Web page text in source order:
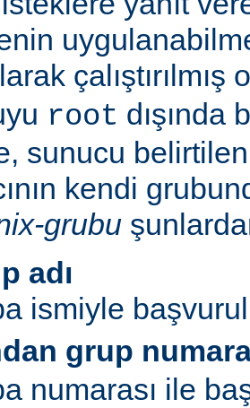
çalıştırılmış
root dışında
sunucu
kendi
grubu
adı
ismiyle
grup
numarası ile